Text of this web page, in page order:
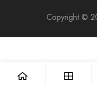
Copyright ©